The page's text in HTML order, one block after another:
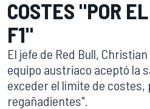
COSTES "POR
F1"
El jefe de Red Bull,
equipo austriaco aceptó la
exceder el límite de costes,
regañadientes".